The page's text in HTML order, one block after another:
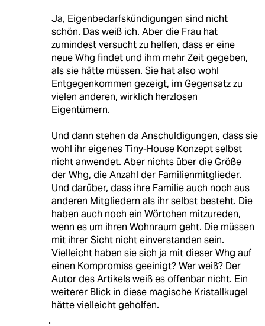
Ja, Eigenbedarfskündigungen sind nicht
schön. Das weiß ich. Aber die Frau hat
zumindest versucht zu helfen, dass er eine
neue Whg findet und ihm mehr Zeit gegeben,
als sie hätte müssen. Sie hat also wohl
Entgegenkommen gezeigt, im Gegensatz zu
vielen anderen, wirklich herzlosen
Eigentümern.
Und dann stehen da Anschuldigungen, dass sie
wohl ihr eigenes Tiny-House Konzept selbst
nicht anwendet. Aber nichts über die Größe
der Whg, die Anzahl der Familienmitglieder.
Und darüber, dass ihre Familie auch noch aus
anderen Mitgliedern als ihr selbst besteht. Die
haben auch noch ein Wörtchen mitzureden,
wenn es um ihren Wohnraum geht. Die müssen
mit ihrer Sicht nicht einverstanden sein.
Vielleicht haben sie sich ja mit dieser Whg auf
einen Kompromiss geeinigt? Wer weiß? Der
Autor des Artikels weiß es offenbar nicht. Ein
weiterer Blick in diese magische Kristallkugel
hätte vielleicht geholfen.